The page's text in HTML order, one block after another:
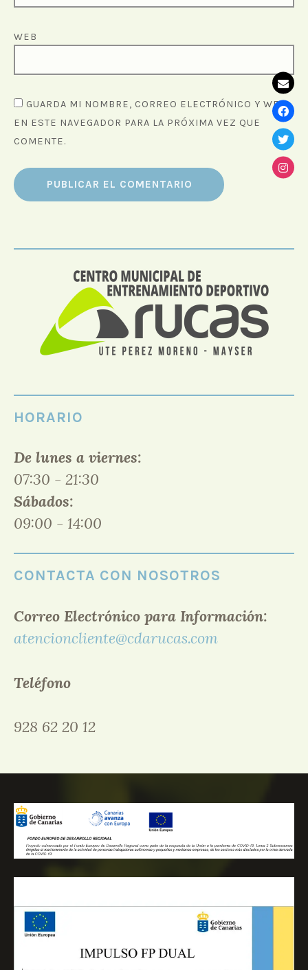
WEB
GUARDA MI NOMBRE, CORREO ELECTRÓNICO Y WEB
EN ESTE NAVEGADOR PARA LA PRÓXIMA VEZ QUE
COMENTE.
HORARIO
De lunes a viernes:
07:30 - 21:30
Sábados:
09:00 - 14:00
CONTACTA CON NOSOTROS
Correo Electrónico para Información:
atencioncliente@cdarucas.com
Teléfono
928 62 20 12